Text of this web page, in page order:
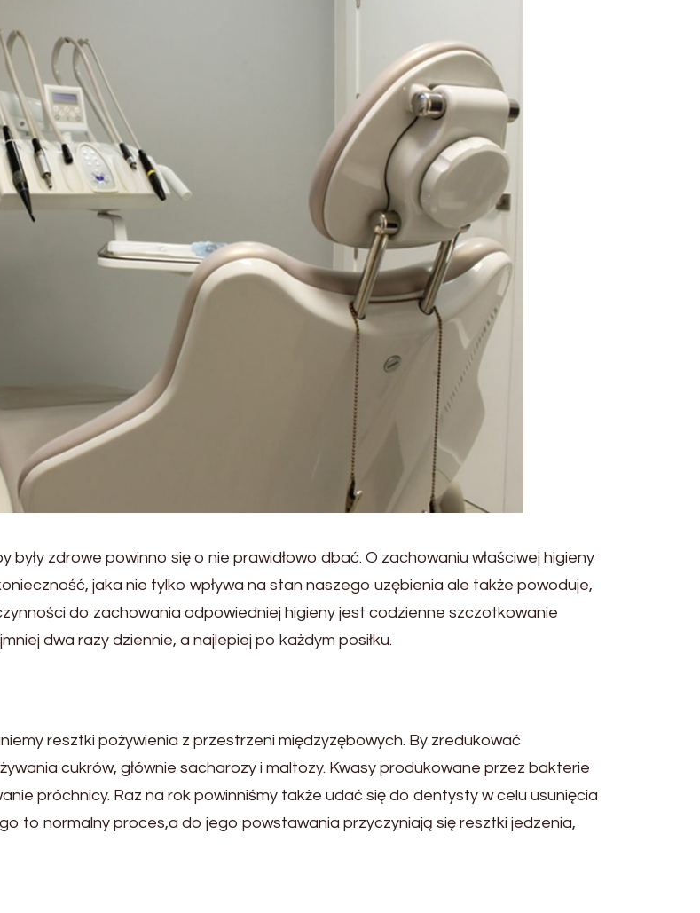
zdrowe powinno się o nie prawidłowo dbać. O zachowaniu właściwej higieny
jaka nie tylko wpływa na stan naszego uzębienia ale także powoduje,
do zachowania odpowiedniej higieny jest codzienne szczotkowanie
dwa razy dziennie, a najlepiej po każdym posiłku.
resztki pożywienia z przestrzeni międzyzębowych. By zredukować
cukrów, głównie sacharozy i maltozy. Kwasy produkowane przez bakterie
próchnicy. Raz na rok powinniśmy także udać się do dentysty w celu usunięcia
to normalny proces,a do jego powstawania przyczyniają się resztki jedzenia,